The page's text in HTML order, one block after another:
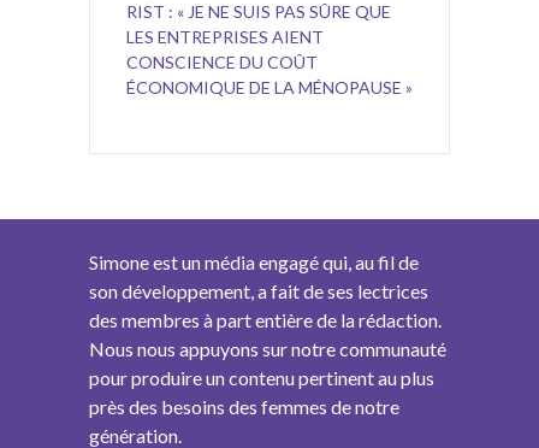
RIST : « JE NE SUIS PAS SÛRE QUE
LES ENTREPRISES AIENT
CONSCIENCE DU COÛT
ÉCONOMIQUE DE LA MÉNOPAUSE »
Simone est un média engagé qui, au fil de
son développement, a fait de ses lectrices
des membres à part entière de la rédaction.
Nous nous appuyons sur notre communauté
pour produire un contenu pertinent au plus
près des besoins des femmes de notre
génération.